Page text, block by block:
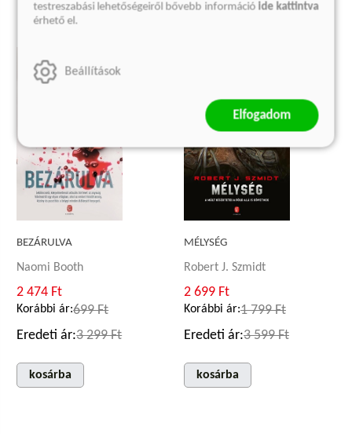
BEZÁRULVA
Naomi Booth
2 474 Ft
Korábbi ár:699 Ft
Eredeti ár:3 299 Ft
kosárba
MÉLYSÉG
Robert J. Szmidt
2 699 Ft
Korábbi ár:1 799 Ft
Eredeti ár:3 599 Ft
kosárba
testreszabási lehetőségeiről bővebb információ ide kattintva
érhető el.
Beállítások
Elfogadom